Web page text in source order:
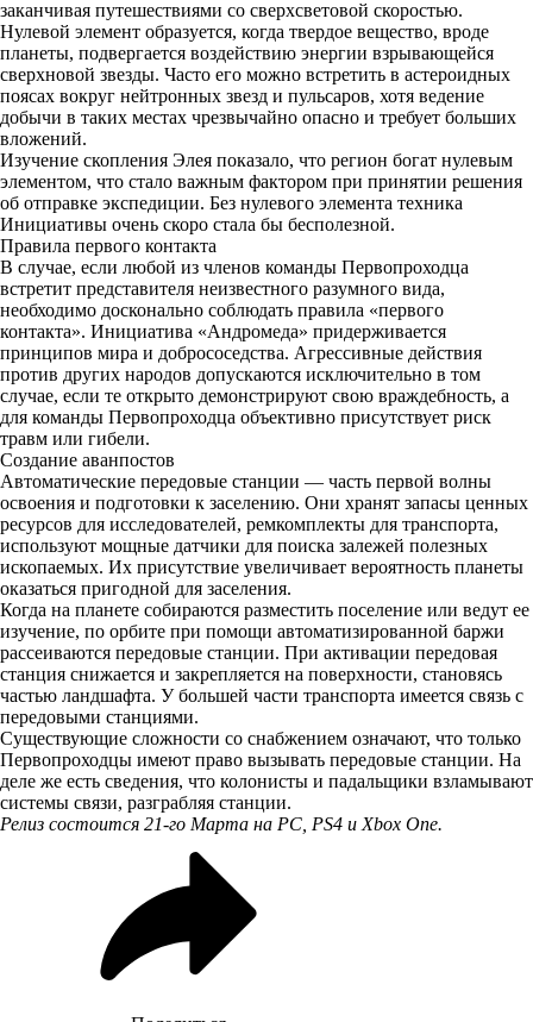
заканчивая путешествиями со сверхсветовой скоростью.
Нулевой элемент образуется, когда твердое вещество, вроде
планеты, подвергается воздействию энергии взрывающейся
сверхновой звезды. Часто его можно встретить в астероидных
поясах вокруг нейтронных звезд и пульсаров, хотя ведение
добычи в таких местах чрезвычайно опасно и требует больших
вложений.
Изучение скопления Элея показало, что регион богат нулевым
элементом, что стало важным фактором при принятии решения
об отправке экспедиции. Без нулевого элемента техника
Инициативы очень скоро стала бы бесполезной.
Правила первого контакта
В случае, если любой из членов команды Первопроходца
встретит представителя неизвестного разумного вида,
необходимо досконально соблюдать правила «первого
контакта». Инициатива «Андромеда» придерживается
принципов мира и добрососедства. Агрессивные действия
против других народов допускаются исключительно в том
случае, если те открыто демонстрируют свою враждебность, а
для команды Первопроходца объективно присутствует риск
травм или гибели.
Создание аванпостов
Автоматические передовые станции — часть первой волны
освоения и подготовки к заселению. Они хранят запасы ценных
ресурсов для исследователей, ремкомплекты для транспорта,
используют мощные датчики для поиска залежей полезных
ископаемых. Их присутствие увеличивает вероятность планеты
оказаться пригодной для заселения.
Когда на планете собираются разместить поселение или ведут ее
изучение, по орбите при помощи автоматизированной баржи
рассеиваются передовые станции. При активации передовая
станция снижается и закрепляется на поверхности, становясь
частью ландшафта. У большей части транспорта имеется связь с
передовыми станциями.
Существующие сложности со снабжением означают, что только
Первопроходцы имеют право вызывать передовые станции. На
деле же есть сведения, что колонисты и падальщики взламывают
системы связи, разграбляя станции.
Релиз состоится 21-го Марта на PC, PS4 и Xbox One.